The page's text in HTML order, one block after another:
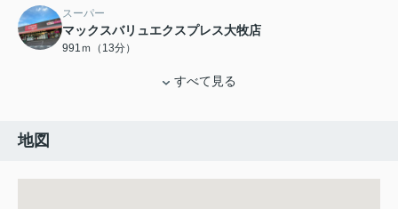
スーパー
マックスバリュエクスプレス大牧店
991ｍ（13分）
すべて見る
地図